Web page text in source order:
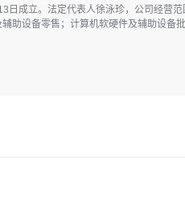
成立。法定代表人徐泳珍，公司经营
助设备零售；计算机软硬件及辅助设备